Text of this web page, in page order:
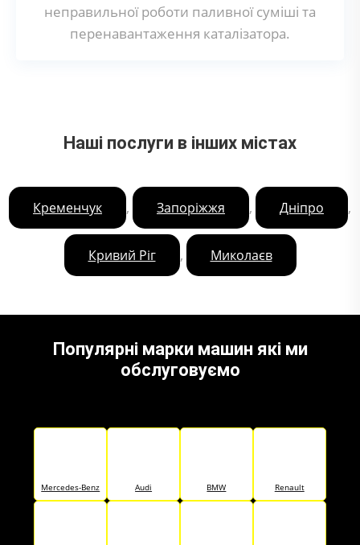
неправильної роботи паливної суміші та
перенавантаження каталізатора.
Наші послуги в інших містах
Кременчук , Запоріжжя , Дніпро ,
Кривий Ріг , Миколаєв
Популярні марки машин які ми
обслуговуємо
Mercedes-Benz Audi BMW Renault